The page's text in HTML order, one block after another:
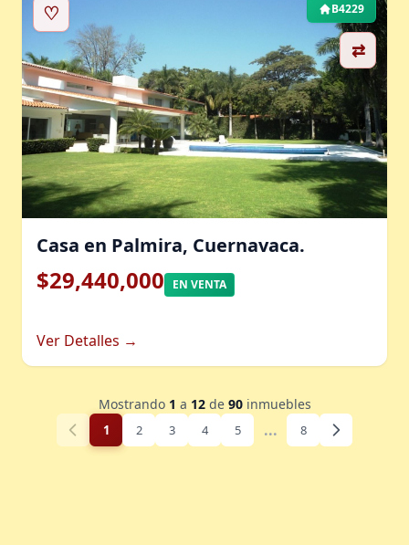
♡
⇄
B4229
Casa en Palmira, Cuernavaca.
$29,440,000 EN VENTA
Ver Detalles →
Mostrando 1 a 12de 90inmuebles
1 2 3 4 5 ... 8